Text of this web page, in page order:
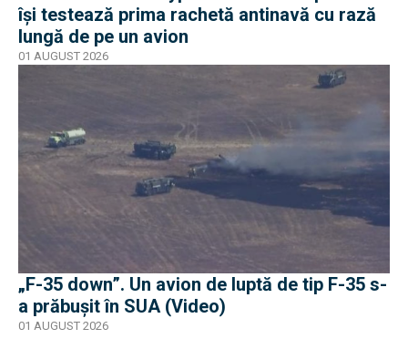
își testează prima rachetă antinavă cu rază
lungă de pe un avion
01 AUGUST 2026
„F-35 down”. Un avion de luptă de tip F-35 s-
a prăbușit în SUA (Video)
01 AUGUST 2026